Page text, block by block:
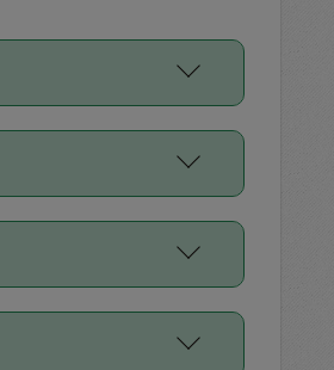
長機能をご利用くださ
の上事前申請すること
います。
ューの平均値、などで
EXPRESS／Diners